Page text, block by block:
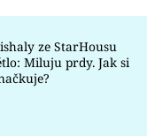
ze StarHousu
Miluju prdy. Jak si